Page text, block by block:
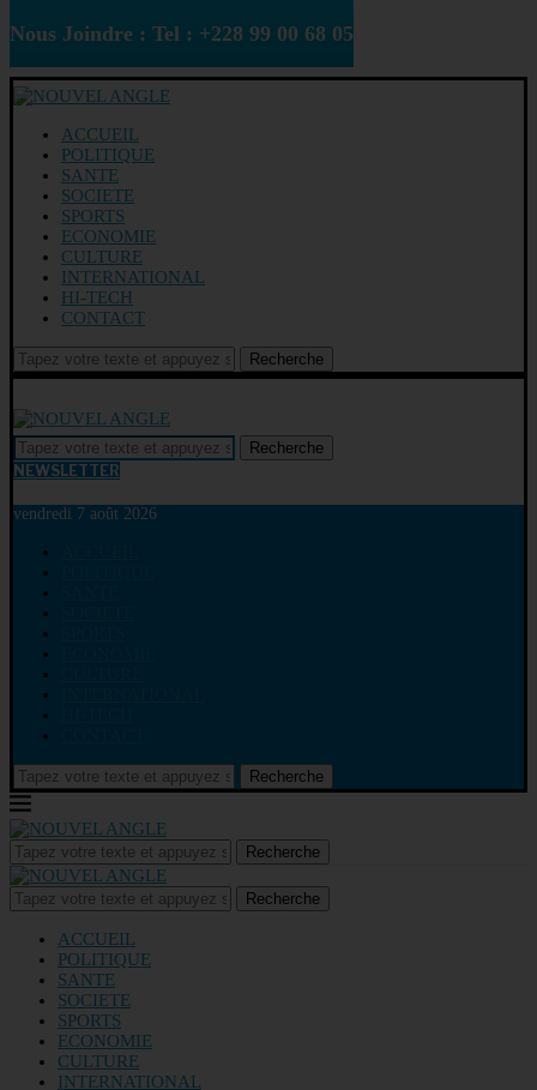
Nous Joindre : Tel : +228 99 00 68 05
ACCUEIL
POLITIQUE
SANTE
SOCIETE
SPORTS
ECONOMIE
CULTURE
INTERNATIONAL
HI-TECH
CONTACT
Recherche
Recherche
NEWSLETTER
vendredi 7 août 2026
Recherche
Recherche
Recherche
ACCUEIL
POLITIQUE
SANTE
SOCIETE
SPORTS
ECONOMIE
CULTURE
INTERNATIONAL